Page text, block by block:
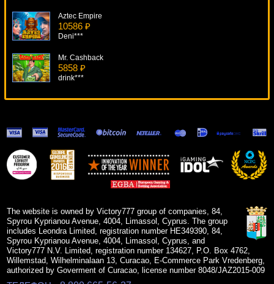
Aztec Empire
10586 ₽
Deni***
Mr. Cashback
5858 ₽
drink***
Loaded
6420 ₽
verkhovod***
Dolphin's Pearl Deluxe
The website is owned by Victory777 group of companies, 84,
Spyrou Kyprianou Avenue, 4004, Limassol, Cyprus. The group
includes Leondra Limited, registration number HE349390, 84,
Spyrou Kyprianou Avenue, 4004, Limassol, Cyprus, and
Victory777 N.V. Limited, registration number 134627, P.O. Box 4762,
Willemstad, Wilhelminalaan 13, Curacao, E-Commerce Park Vredenberg,
authorized by Goverment of Curacao, license number 8048/JAZ2015-009